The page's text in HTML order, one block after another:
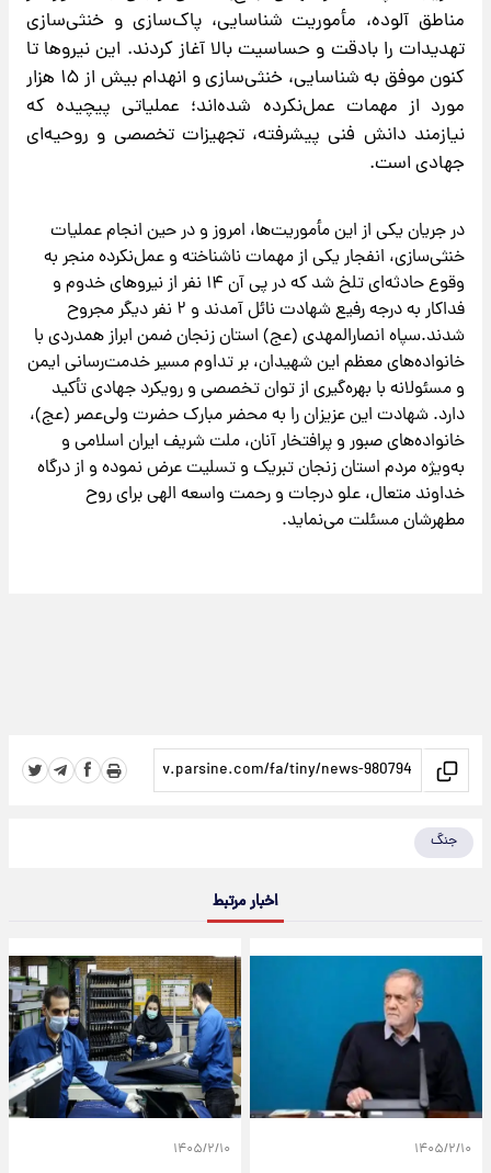
مناطق آلوده، مأموریت شناسایی، پاک‌سازی و خنثی‌سازی
تهدیدات را بادقت و حساسیت بالا آغاز کردند. این نیروها تا
کنون موفق به شناسایی، خنثی‌سازی و انهدام بیش از ۱۵ هزار
مورد از مهمات عمل‌نکرده شده‌اند؛ عملیاتی پیچیده که
نیازمند دانش فنی پیشرفته، تجهیزات تخصصی و روحیه‌ای
جهادی است.
در جریان یکی از این مأموریت‌ها، امروز و در حین انجام عملیات
خنثی‌سازی، انفجار یکی از مهمات ناشناخته و عمل‌نکرده منجر به
وقوع حادثه‌ای تلخ شد که در پی آن ۱۴ نفر از نیروهای خدوم و
فداکار به درجه رفیع شهادت نائل آمدند و ۲ نفر دیگر مجروح
شدند.سپاه انصارالمهدی (عج) استان زنجان ضمن ابراز همدردی با
خانواده‌های معظم این شهیدان، بر تداوم مسیر خدمت‌رسانی ایمن
و مسئولانه با بهره‌گیری از توان تخصصی و رویکرد جهادی تأکید
دارد. شهادت این عزیزان را به محضر مبارک حضرت ولی‌عصر (عج)،
خانواده‌های صبور و پرافتخار آنان، ملت شریف ایران اسلامی و
به‌ویژه مردم استان زنجان تبریک و تسلیت عرض نموده و از درگاه
خداوند متعال، علو درجات و رحمت واسعه الهی برای روح
مطهرشان مسئلت می‌نماید.
جنگ
اخبار مرتبط
۱۴۰۵/۲/۱۰ ۱۴۰۵/۲/۱۰